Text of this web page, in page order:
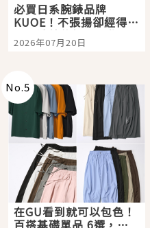
必買日系腕錶品牌
KUOE！不張揚卻經得起
時間洗鍊的經典之作五
選
2026年07月20日
No.5
在GU看到就可以包色！